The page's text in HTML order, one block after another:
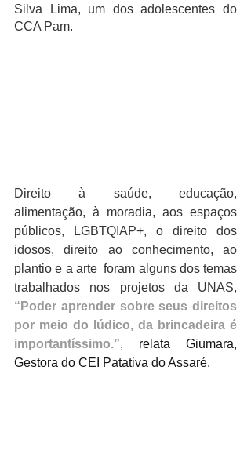
Silva Lima, um dos adolescentes do
CCA Pam.
Direito à saúde, educação,
alimentação, à moradia, aos espaços
públicos, LGBTQIAP+, o direito dos
idosos, direito ao conhecimento, ao
plantio e a arte  foram alguns dos temas
“Poder aprender sobre seus direitos
por meio do lúdico, da brincadeira é
importantíssimo.”, relata Giumara,
Gestora do CEI Patativa do Assaré.